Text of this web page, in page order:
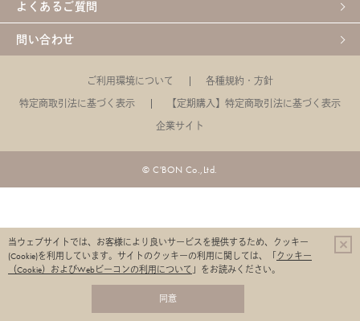
よくあるご質問
問い合わせ
ご利用環境について
各種規約・方針
特定商取引法に基づく表示
【定期購入】特定商取引法に基づく表示
企業サイト
© C'BON Co.,Ltd.
当ウェブサイトでは、お客様により良いサービスを提供するため、クッキー
(Cookie)を利用しています。 サイトのクッキーの利用に関しては、「 クッキー
（Cookie）およびWebビーコンの利用について 」をお読みください。
同意